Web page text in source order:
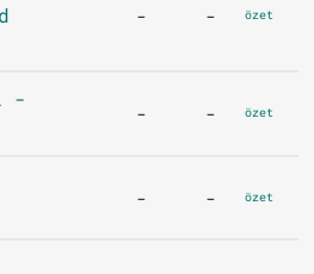
- - özet
-
- - özet
- - özet